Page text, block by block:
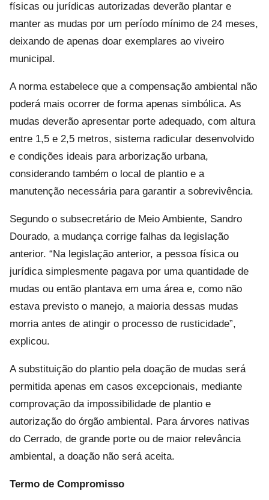
físicas ou jurídicas autorizadas deverão plantar e
manter as mudas por um período mínimo de 24 meses,
deixando de apenas doar exemplares ao viveiro
municipal.
A norma estabelece que a compensação ambiental não
poderá mais ocorrer de forma apenas simbólica. As
mudas deverão apresentar porte adequado, com altura
entre 1,5 e 2,5 metros, sistema radicular desenvolvido
e condições ideais para arborização urbana,
considerando também o local de plantio e a
manutenção necessária para garantir a sobrevivência.
Segundo o subsecretário de Meio Ambiente, Sandro
Dourado, a mudança corrige falhas da legislação
anterior. “Na legislação anterior, a pessoa física ou
jurídica simplesmente pagava por uma quantidade de
mudas ou então plantava em uma área e, como não
estava previsto o manejo, a maioria dessas mudas
morria antes de atingir o processo de rusticidade”,
explicou.
A substituição do plantio pela doação de mudas será
permitida apenas em casos excepcionais, mediante
comprovação da impossibilidade de plantio e
autorização do órgão ambiental. Para árvores nativas
do Cerrado, de grande porte ou de maior relevância
ambiental, a doação não será aceita.
Termo de Compromisso